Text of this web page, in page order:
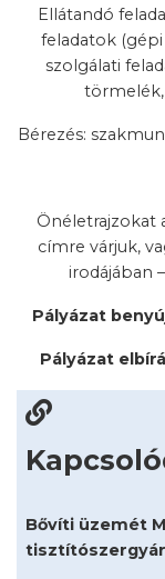
Ellátandó
feladatok (gépi
szolgálati
törmelék,
Bérezés:
Önéletrajzokat
címre várjuk,
irodájában
Pályázat
Pályázat
Bővíti üzemét